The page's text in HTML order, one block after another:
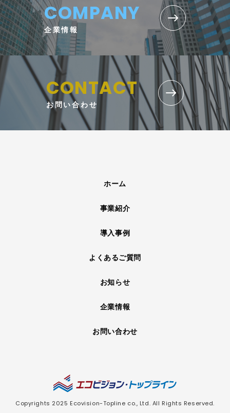
COMPANY
企業情報
CONTACT
お問い合わせ
ホーム
事業紹介
導入事例
よくあるご質問
お知らせ
企業情報
お問い合わせ
Copyrights 2025 Ecovision-Topline co., Ltd. All Rights Reserved.